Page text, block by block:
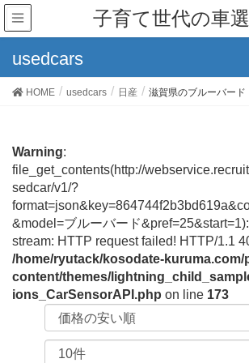
子育て世代の車
usedcars
HOME usedcars 日産 滋賀県のブルーバー
Warning:
file_get_contents(http://
sedcar/v1/?
&model=ブルーバード
stream: HTTP request failed! HTTP/1.1
/home/ryutack/kosodate-kuruma.com/
content/themes/
ions_CarSensorAPI.php on line 173